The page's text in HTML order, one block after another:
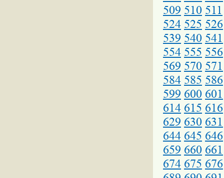
509 510 511
524 525 526
539 540 541
554 555 556
569 570 571
584 585 586
599 600 601
614 615 616
629 630 631
644 645 646
659 660 661
674 675 676